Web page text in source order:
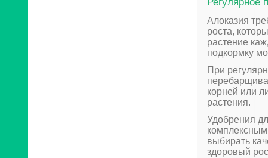
Алоказия
роста,
растение
подкормку
При
корней или
растения.
Удобрения
выбирать
здоровый